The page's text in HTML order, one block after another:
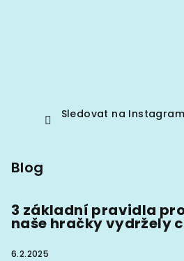
Sledovat na
Blog
3 základní pravidla
naše hračky vydržely
6.2.2025